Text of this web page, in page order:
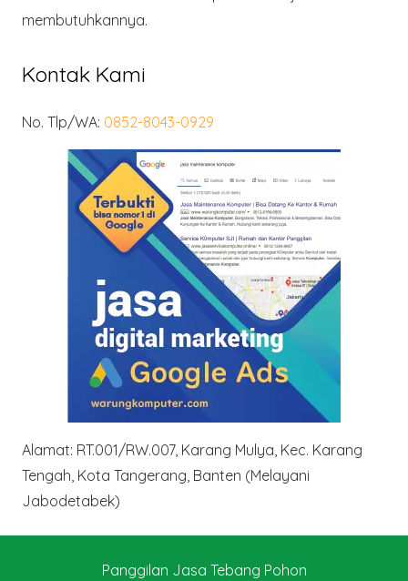
membutuhkannya.
Kontak Kami
No. Tlp/WA: 0852-8043-0929
Alamat: RT.001/RW.007, Karang Mulya, Kec. Karang
Tengah, Kota Tangerang, Banten (Melayani
Jabodetabek)
Panggilan Jasa Tebang Pohon